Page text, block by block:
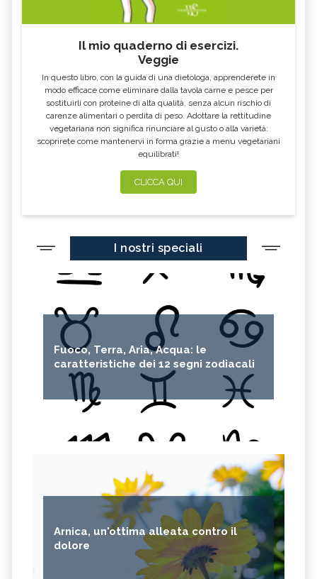
Il mio quaderno di esercizi.
Veggie
In questo libro, con la guida di una dietologa, apprenderete in
modo efficace come eliminare dalla tavola carne e pesce per
sostituirli con proteine di alta qualità, senza alcun rischio di
carenze alimentari o perdita di peso. Adottare la rettitudine
vegetariana non significa rinunciare al gusto o alla varietà:
scoprirete come mantenervi in forma grazie a menu vegetariani
equilibrati!
CLICCA QUI
I nostri speciali
Fuoco, Terra, Aria, Acqua: le
caratteristiche dei 12 segni zodiacali
Arnica, un'ottima alleata contro il
dolore